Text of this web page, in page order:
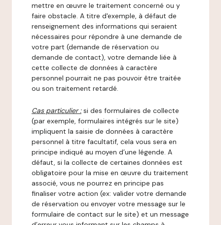
mettre en œuvre le traitement concerné ou y
faire obstacle. A titre d'exemple, à défaut de
renseignement des informations qui seraient
nécessaires pour répondre à une demande de
votre part (demande de réservation ou
demande de contact), votre demande liée à
cette collecte de données à caractère
personnel pourrait ne pas pouvoir être traitée
ou son traitement retardé.
Cas particulier : si des formulaires de collecte
(par exemple, formulaires intégrés sur le site)
impliquent la saisie de données à caractère
personnel à titre facultatif, cela vous sera en
principe indiqué au moyen d’une légende. A
défaut, si la collecte de certaines données est
obligatoire pour la mise en œuvre du traitement
associé, vous ne pourrez en principe pas
finaliser votre action (ex: valider votre demande
de réservation ou envoyer votre message sur le
formulaire de contact sur le site) et un message